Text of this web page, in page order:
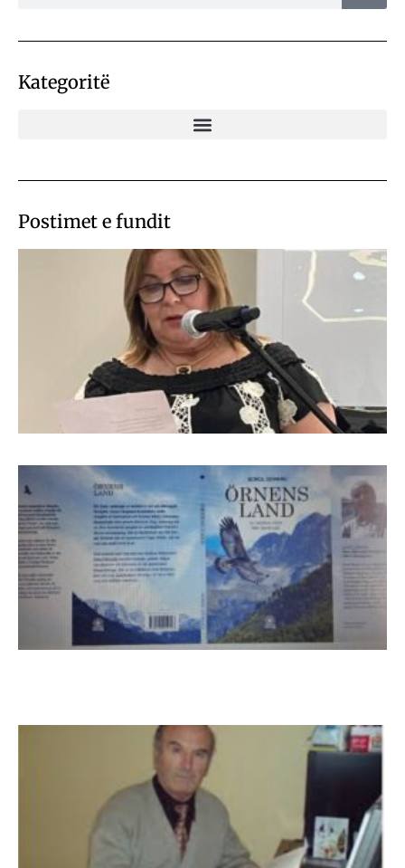
Kategoritë
Postimet e fundit